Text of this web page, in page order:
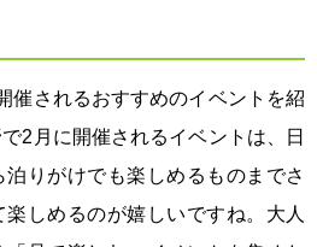
催されるおすすめのイベントを紹
2月に開催されるイベントは、日
りがけでも楽しめるものまでさ
しめるのが嬉しいですね。大人